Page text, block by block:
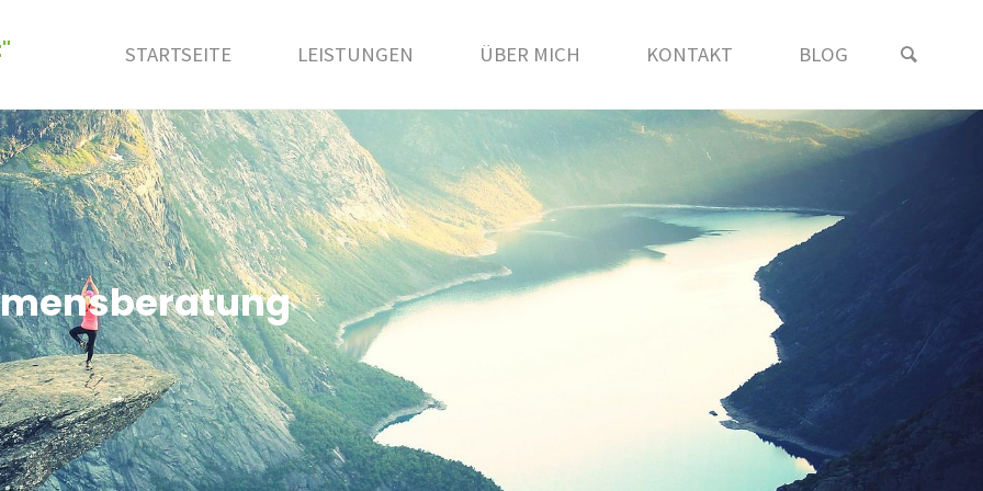
STARTSEITE LEISTUNGEN ÜBER MICH KONTAKT BLOG